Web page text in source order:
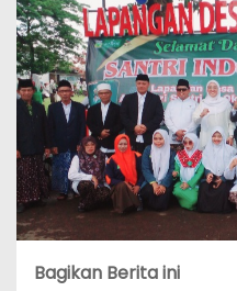
Bagikan Berita ini